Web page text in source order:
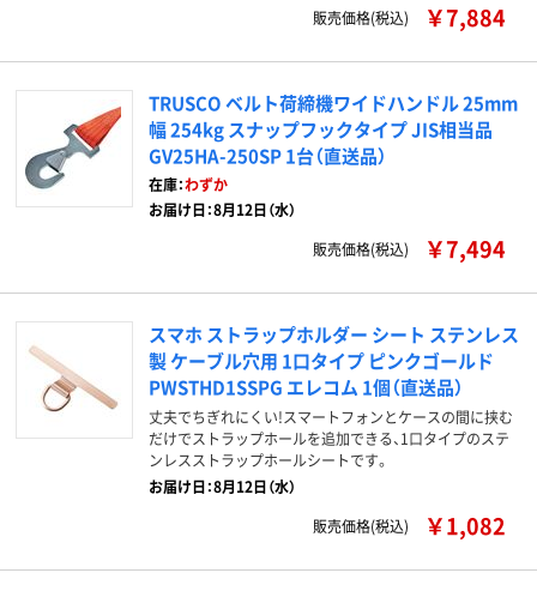
販売価格(税込)
￥7,884
TRUSCO ベルト荷締機ワイドハンドル 25mm
幅 254kg スナップフックタイプ JIS相当品
GV25HA-250SP 1台（直送品）
在庫：わずか
お届け日：8月12日（水）
販売価格(税込)
￥7,494
スマホ ストラップホルダー シート ステンレス
製 ケーブル穴用 1口タイプ ピンクゴールド
PWSTHD1SSPG エレコム 1個（直送品）
丈夫でちぎれにくい!スマートフォンとケースの間に挟む
だけでストラップホールを追加できる、1口タイプのステ
ンレスストラップホールシートです。
お届け日：8月12日（水）
販売価格(税込)
￥1,082